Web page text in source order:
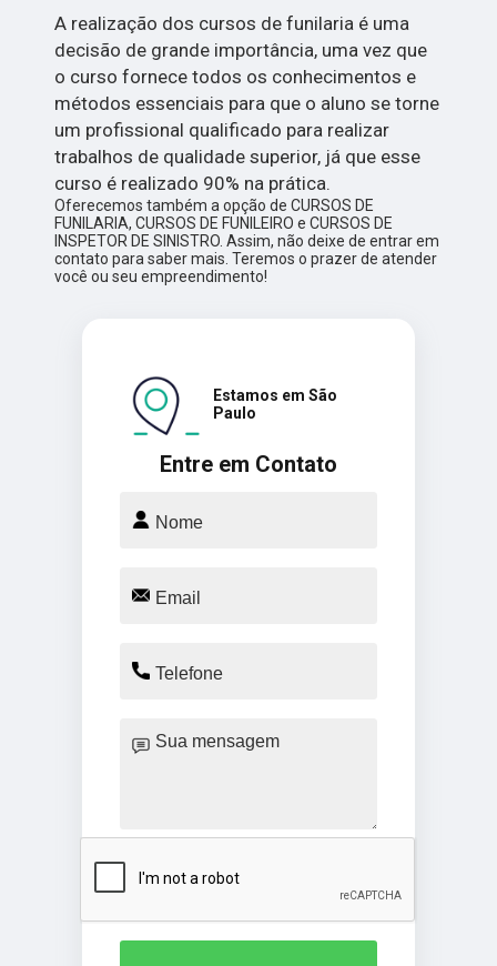
A realização dos cursos de funilaria é uma
decisão de grande importância, uma vez que
o curso fornece todos os conhecimentos e
métodos essenciais para que o aluno se torne
um profissional qualificado para realizar
trabalhos de qualidade superior, já que esse
curso é realizado 90% na prática.
Oferecemos também a opção de CURSOS DE
FUNILARIA, CURSOS DE FUNILEIRO e CURSOS DE
INSPETOR DE SINISTRO. Assim, não deixe de entrar em
contato para saber mais. Teremos o prazer de atender
você ou seu empreendimento!
Entre em Contato
Estamos em São
Paulo